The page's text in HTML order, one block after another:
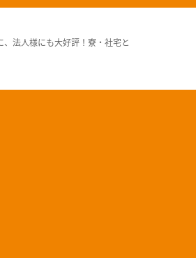
法人様にも大好評！寮・社宅と